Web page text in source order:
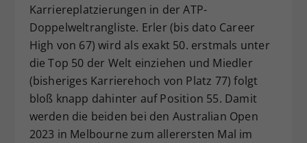
Karriereplatzierungen in der ATP-
Doppelweltrangliste. Erler (bis dato Career
High von 67) wird als exakt 50. erstmals unter
die Top 50 der Welt einziehen und Miedler
(bisheriges Karrierehoch von Platz 77) folgt
bloß knapp dahinter auf Position 55. Damit
werden die beiden bei den Australian Open
2023 in Melbourne zum allerersten Mal im